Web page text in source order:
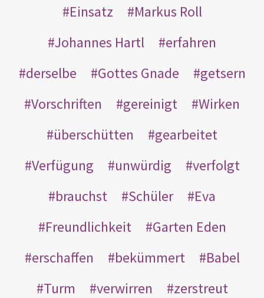
Einsatz
Markus Roll
Johannes Hartl
erfahren
derselbe
Gottes Gnade
getsern
Vorschriften
gereinigt
Wirken
überschütten
gearbeitet
Verfügung
unwürdig
verfolgt
brauchst
Schüler
Eva
Freundlichkeit
Garten Eden
erschaffen
bekümmert
Babel
Turm
verwirren
zerstreut